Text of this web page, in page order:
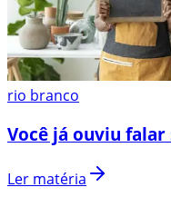
rio branco
Você já ouviu
Ler matéria